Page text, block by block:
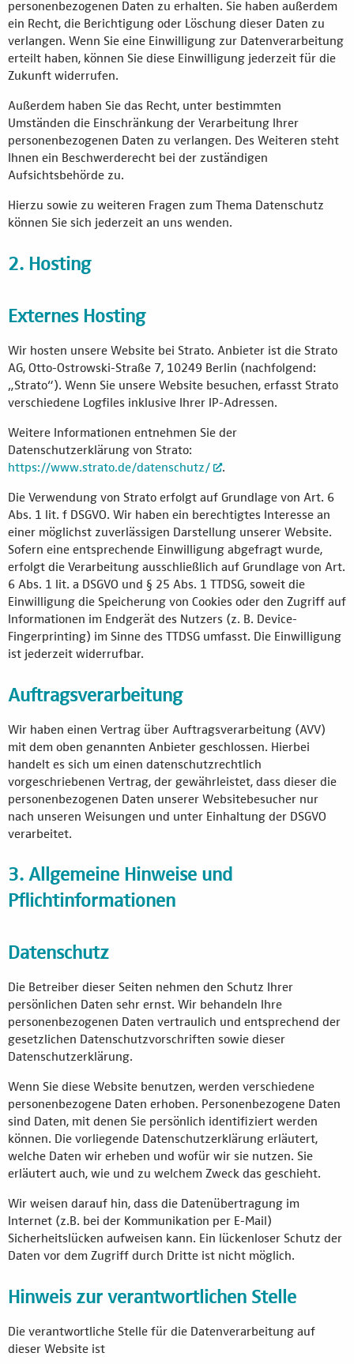
personenbezogenen Daten zu erhalten. Sie haben außerdem
ein Recht, die Berichtigung oder Löschung dieser Daten zu
verlangen. Wenn Sie eine Einwilligung zur Datenverarbeitung
erteilt haben, können Sie diese Einwilligung jederzeit für die
Zukunft widerrufen.
Außerdem haben Sie das Recht, unter bestimmten
Umständen die Einschränkung der Verarbeitung Ihrer
personenbezogenen Daten zu verlangen. Des Weiteren steht
Ihnen ein Beschwerderecht bei der zuständigen
Aufsichtsbehörde zu.
Hierzu sowie zu weiteren Fragen zum Thema Datenschutz
können Sie sich jederzeit an uns wenden.
2. Hosting
Externes Hosting
Wir hosten unsere Website bei Strato. Anbieter ist die Strato
AG, Otto-Ostrowski-Straße 7, 10249 Berlin (nachfolgend:
„Strato“). Wenn Sie unsere Website besuchen, erfasst Strato
verschiedene Logfiles inklusive Ihrer IP-Adressen.
Weitere Informationen entnehmen Sie der
Datenschutzerklärung von Strato:
https://www.strato.de/datenschutz/
.
Die Verwendung von Strato erfolgt auf Grundlage von Art. 6
Abs. 1 lit. f DSGVO. Wir haben ein berechtigtes Interesse an
einer möglichst zuverlässigen Darstellung unserer Website.
Sofern eine entsprechende Einwilligung abgefragt wurde,
erfolgt die Verarbeitung ausschließlich auf Grundlage von Art.
6 Abs. 1 lit. a DSGVO und § 25 Abs. 1 TTDSG, soweit die
Einwilligung die Speicherung von Cookies oder den Zugriff auf
Informationen im Endgerät des Nutzers (z. B. Device-
Fingerprinting) im Sinne des TTDSG umfasst. Die Einwilligung
ist jederzeit widerrufbar.
Auftragsverarbeitung
Wir haben einen Vertrag über Auftragsverarbeitung (AVV)
mit dem oben genannten Anbieter geschlossen. Hierbei
handelt es sich um einen datenschutzrechtlich
vorgeschriebenen Vertrag, der gewährleistet, dass dieser die
personenbezogenen Daten unserer Websitebesucher nur
nach unseren Weisungen und unter Einhaltung der DSGVO
verarbeitet.
3. Allgemeine Hinweise und
Pflichtinformationen
Datenschutz
Die Betreiber dieser Seiten nehmen den Schutz Ihrer
persönlichen Daten sehr ernst. Wir behandeln Ihre
personenbezogenen Daten vertraulich und entsprechend der
gesetzlichen Datenschutzvorschriften sowie dieser
Datenschutzerklärung.
Wenn Sie diese Website benutzen, werden verschiedene
personenbezogene Daten erhoben. Personenbezogene Daten
sind Daten, mit denen Sie persönlich identifiziert werden
können. Die vorliegende Datenschutzerklärung erläutert,
welche Daten wir erheben und wofür wir sie nutzen. Sie
erläutert auch, wie und zu welchem Zweck das geschieht.
Wir weisen darauf hin, dass die Datenübertragung im
Internet (z.B. bei der Kommunikation per E-Mail)
Sicherheitslücken aufweisen kann. Ein lückenloser Schutz der
Daten vor dem Zugriff durch Dritte ist nicht möglich.
Hinweis zur verantwortlichen Stelle
Die verantwortliche Stelle für die Datenverarbeitung auf
dieser Website ist